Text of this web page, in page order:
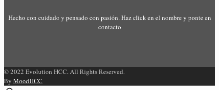
Hecho con cuidado y pensado con pasión. Haz click en el nombre y ponte en
contacto
© 2022 Evolution HCC. All Rights Reserved.
By MoodHCC